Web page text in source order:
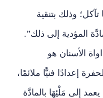
وذلك بتنقية
المؤدية إلى ذلك”.
الأسنان هو
إعدادًا فنيًّا ملائمًا،
إلى مَلْئِهَا بالمادَّة